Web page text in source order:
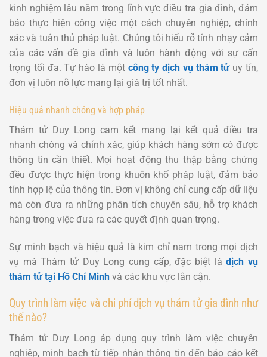
kinh nghiệm lâu năm trong lĩnh vực điều tra gia đình, đảm
bảo thực hiện công việc một cách chuyên nghiệp, chính
xác và tuân thủ pháp luật. Chúng tôi hiểu rõ tính nhạy cảm
của các vấn đề gia đình và luôn hành động với sự cẩn
trọng tối đa. Tự hào là một công ty dịch vụ thám tửuy tín,
đơn vị luôn nỗ lực mang lại giá trị tốt nhất.
Hiệu quả nhanh chóng và hợp pháp
Thám tử Duy Long cam kết mang lại kết quả điều tra
nhanh chóng và chính xác, giúp khách hàng sớm có được
thông tin cần thiết. Mọi hoạt động thu thập bằng chứng
đều được thực hiện trong khuôn khổ pháp luật, đảm bảo
tính hợp lệ của thông tin. Đơn vị không chỉ cung cấp dữ liệu
mà còn đưa ra những phân tích chuyên sâu, hỗ trợ khách
hàng trong việc đưa ra các quyết định quan trọng.
Sự minh bạch và hiệu quả là kim chỉ nam trong mọi dịch
vụ mà Thám tử Duy Long cung cấp, đặc biệt làdịch vụ
thám tử tại Hồ Chí Minh và các khu vực lân cận.
Quy trình làm việc và chi phí dịch vụ thám tử gia đình như
thế nào?
Thám tử Duy Long áp dụng quy trình làm việc chuyên
nghiệp, minh bạch từ tiếp nhận thông tin đến báo cáo kết